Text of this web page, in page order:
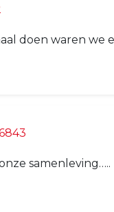
doen waren we
samenleving…..